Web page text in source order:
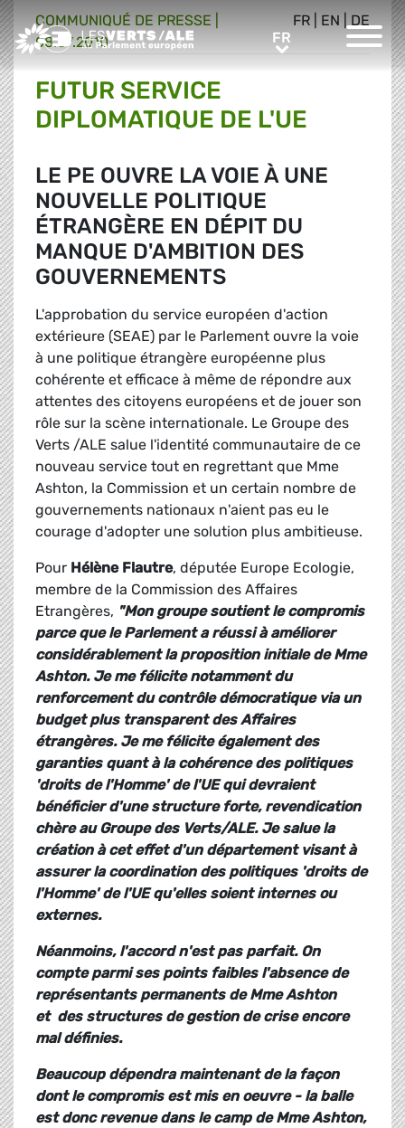
Greens/EFA Home FR
FR EN DE
COMMUNIQUÉ DE PRESSE
08.07.2010
FUTUR SERVICE
DIPLOMATIQUE DE L'UE
LE PE OUVRE LA VOIE À UNE
NOUVELLE POLITIQUE
ÉTRANGÈRE EN DÉPIT DU
MANQUE D'AMBITION DES
GOUVERNEMENTS
L'approbation du service européen d'action
extérieure (SEAE) par le Parlement ouvre la voie
à une politique étrangère européenne plus
cohérente et efficace à même de répondre aux
attentes des citoyens européens et de jouer son
rôle sur la scène internationale. Le Groupe des
Verts /ALE salue l'identité communautaire de ce
nouveau service tout en regrettant que Mme
Ashton, la Commission et un certain nombre de
gouvernements nationaux n'aient pas eu le
courage d'adopter une solution plus ambitieuse.
Pour Hélène Flautre, députée Europe Ecologie,
membre de la Commission des Affaires
Etrangères, "Mon groupe soutient le compromis
parce que le Parlement a réussi à améliorer
considérablement la proposition initiale de Mme
Ashton. Je me félicite notamment du
renforcement du contrôle démocratique via un
budget plus transparent des Affaires
étrangères. Je me félicite également des
garanties quant à la cohérence des politiques
'droits de l'Homme' de l'UE qui devraient
bénéficier d'une structure forte, revendication
chère au Groupe des Verts/ALE. Je salue la
création à cet effet d'un département visant à
assurer la coordination des politiques 'droits de
l'Homme' de l'UE qu'elles soient internes ou
externes.
Néanmoins, l'accord n'est pas parfait. On
compte parmi ses points faibles l'absence de
représentants permanents de Mme Ashton
et des structures de gestion de crise encore
mal définies.
Beaucoup dépendra maintenant de la façon
dont le compromis est mis en oeuvre - la balle
est donc revenue dans le camp de Mme Ashton,